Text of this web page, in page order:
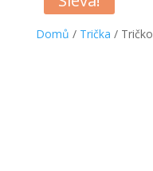
Domů / Trička /